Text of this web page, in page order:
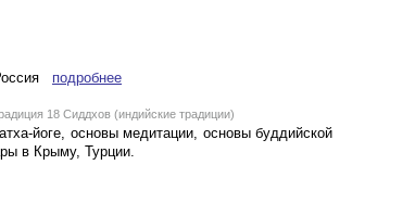
подробнее
18 Сиддхов (индийские традиции)
йоге, основы медитации, основы буддийской
в Крыму, Турции.